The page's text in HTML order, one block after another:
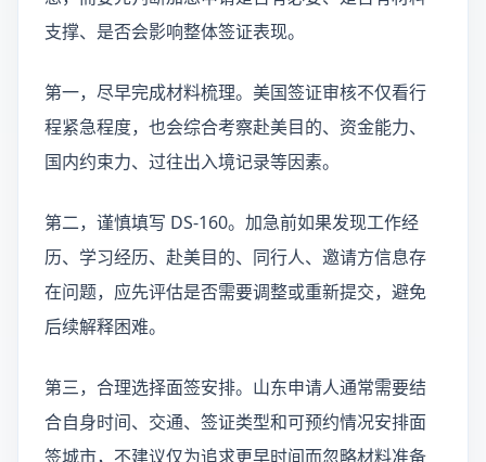
支撑、是否会影响整体签证表现。
第一，尽早完成材料梳理。美国签证审核不仅看行
程紧急程度，也会综合考察赴美目的、资金能力、
国内约束力、过往出入境记录等因素。
第二，谨慎填写 DS-160。加急前如果发现工作经
历、学习经历、赴美目的、同行人、邀请方信息存
在问题，应先评估是否需要调整或重新提交，避免
后续解释困难。
第三，合理选择面签安排。山东申请人通常需要结
合自身时间、交通、签证类型和可预约情况安排面
签城市，不建议仅为追求更早时间而忽略材料准备